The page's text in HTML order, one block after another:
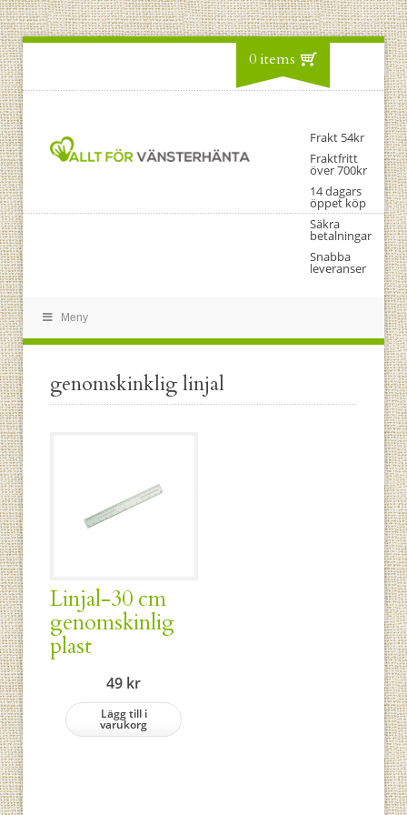
0 items
Frakt 54kr
Fraktfritt
över 700kr
14 dagars
öppet köp
Säkra
betalningar
Snabba
leveranser
Meny
genomskinklig linjal
Linjal-30 cm
genomskinlig
plast
49 kr
Lägg till i
varukorg